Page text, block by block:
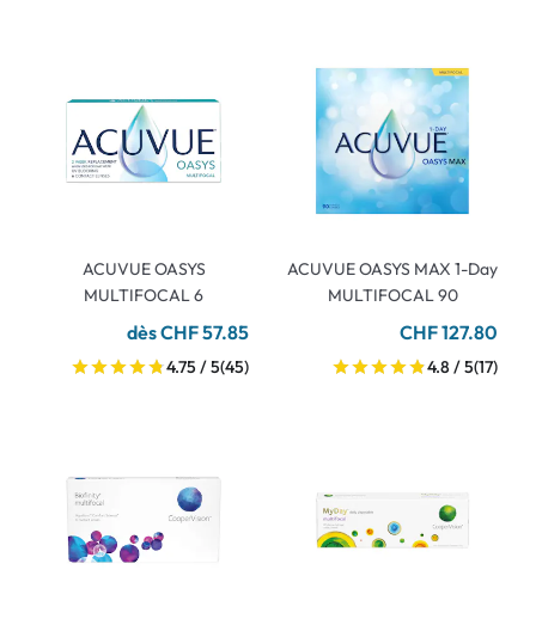
ACUVUE OASYS
MULTIFOCAL 6
dès CHF 57.85
4.75 / 5(45)
ACUVUE OASYS MAX 1-Day
MULTIFOCAL 90
CHF 127.80
4.8 / 5(17)